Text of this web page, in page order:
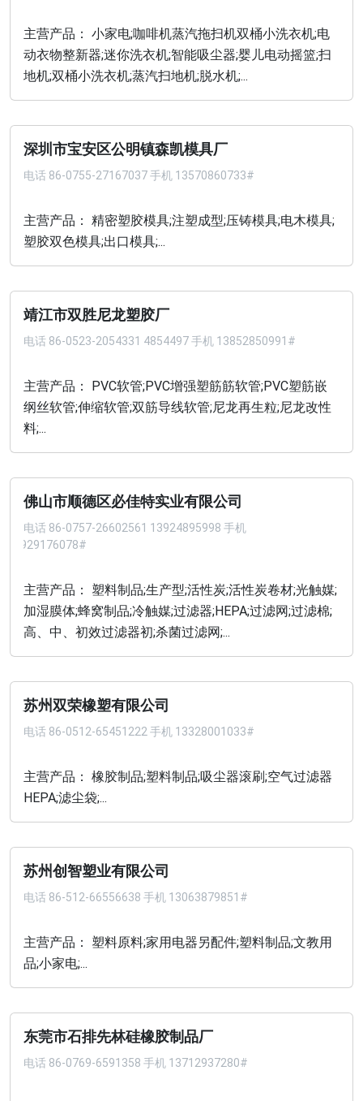
主营产品： 小家电;咖啡机蒸汽拖扫机双桶小洗衣机;电
动衣物整新器;迷你洗衣机;智能吸尘器;婴儿电动摇篮;扫
地机;双桶小洗衣机;蒸汽扫地机;脱水机;...
深圳市宝安区公明镇森凯模具厂
电话 86-0755-27167037 手机 13570860733#
主营产品： 精密塑胶模具;注塑成型;压铸模具;电木模具;
塑胶双色模具;出口模具;...
靖江市双胜尼龙塑胶厂
电话 86-0523-2054331 4854497 手机 13852850991#
主营产品： PVC软管;PVC增强塑筋筋软管;PVC塑筋嵌
纲丝软管;伸缩软管;双筋导线软管;尼龙再生粒;尼龙改性
料;...
佛山市顺德区必佳特实业有限公司
电话 86-0757-26602561 13924895998 手机
13929176078#
主营产品： 塑料制品;生产型;活性炭;活性炭卷材;光触媒;
加湿膜体;蜂窝制品;冷触媒;过滤器;HEPA;过滤网;过滤棉;
高、中、初效过滤器初;杀菌过滤网;...
苏州双荣橡塑有限公司
电话 86-0512-65451222 手机 13328001033#
主营产品： 橡胶制品;塑料制品;吸尘器滚刷;空气过滤器
HEPA;滤尘袋;...
苏州创智塑业有限公司
电话 86-512-66556638 手机 13063879851#
主营产品： 塑料原料;家用电器另配件;塑料制品;文教用
品;小家电;...
东莞市石排先林硅橡胶制品厂
电话 86-0769-6591358 手机 13712937280#